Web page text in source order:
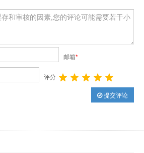
邮箱*
评分
提交评论